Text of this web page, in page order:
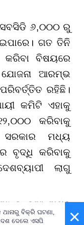
ସବସିଡି ୬,୦୦୦ ରୁ
ଗତ ତିନି
ବିଷୟରେ
ଯୋଜନା ଆରମ୍ଭ
ରହିଛି।
କମିଟି ଏହାକୁ
କରିବାକୁ
ସରକାର ମଧ୍ୟ
ବୃଦ୍ଧି କରିବାକୁ
ଲାଗୁ
ନୂଆ ଅମୃତ
ଘୋଷଣା
×
ବିକ୍ରି ଘଟଣା,
ଦେଲେ ଏସପି